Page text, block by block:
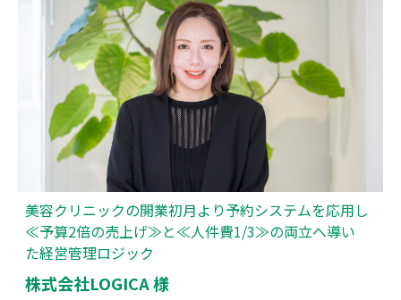
美容クリニックの開業初月より予約システムを応用し
≪予算2倍の売上げ≫と≪人件費1/3≫の両立へ導い
た経営管理ロジック
株式会社LOGICA 様